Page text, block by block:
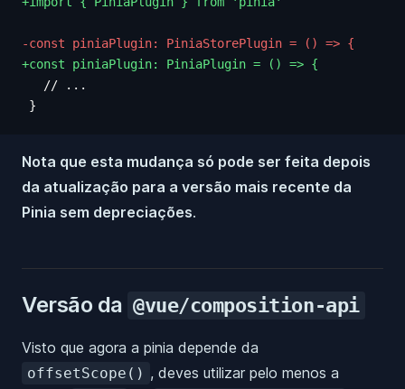
-const piniaPlugin: PiniaStorePlugin = () => {
+const piniaPlugin: PiniaPlugin = () => {
   // ...
}
Nota que esta mudança só pode ser feita depois
da atualização para a versão mais recente da
Pinia sem depreciações.
Versão da @vue/composition-api
Visto que agora a pinia depende da
offsetScope() , deves utilizar pelo menos a